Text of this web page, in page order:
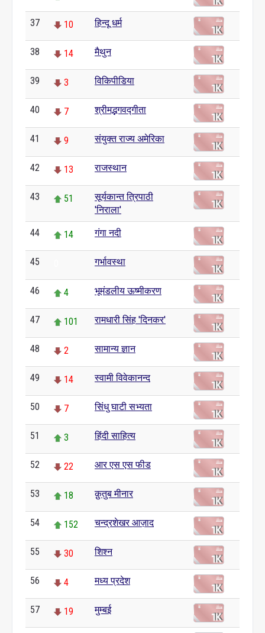
37 10 हिन्दू धर्म
38 14 मैथुन
39 3 विकिपीडिया
40 7 श्रीमद्भगवद्गीता
41 9 संयुक्त राज्य अमेरिका
42 13 राजस्थान
43 51
सूर्यकान्त त्रिपाठी
'निराला'
44 14 गंगा नदी
45 गर्भावस्था
46 4 भूमंडलीय ऊष्मीकरण
47 101 रामधारी सिंह 'दिनकर'
48 2 सामान्य ज्ञान
49 14 स्वामी विवेकानन्द
50 7 सिंधु घाटी सभ्यता
51 3 हिंदी साहित्य
52 22 आर एस एस फीड
53 18 क़ुतुब मीनार
54 152 चन्द्रशेखर आज़ाद
55 30 शिश्न
56 4 मध्य प्रदेश
57 19 मुम्बई